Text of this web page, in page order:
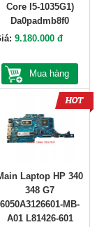
Core I5-1035G1)
Da0padmb8f0
9.180.000 đ
Mua hàng
Laptop HP 340
348 G7
6050A3126601-MB-
A01 L81426-601